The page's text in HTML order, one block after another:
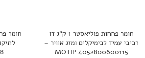
חומר פחחות פוליאסטר 1 ק”ג דו
רכיבי עמיד לכימיקלים ומזג אוויר –
MOTIP 4052800600115